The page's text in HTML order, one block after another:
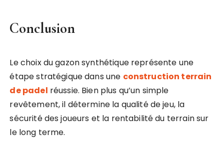
Conclusion
Le choix du gazon synthétique représente une
étape stratégique dans une construction terrain
de padel réussie. Bien plus qu’un simple
revêtement, il détermine la qualité de jeu, la
sécurité des joueurs et la rentabilité du terrain sur
le long terme.